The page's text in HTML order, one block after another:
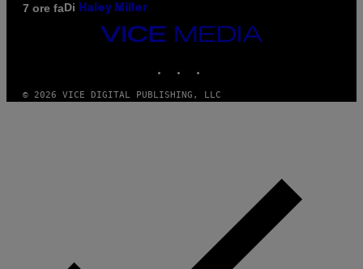
7 ore faDi Haley Miller
VICE
© 2026 VICE DIGITAL PUBLISHING, LLC